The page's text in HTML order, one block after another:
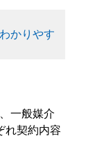
かりやす
一般媒介
れ契約内容